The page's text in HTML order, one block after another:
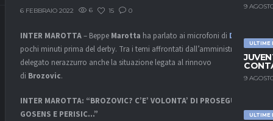
9
ULTIME
9
ULTIME
6 FEBBRAIO 2022 6 15 0
INTER MAROTTA– Beppe Marotta ha parlato ai microfoni di Dazn
pochi minuti prima del derby. Tra i temi affrontati dall’amministratore
delegato nerazzurro anche la situazione legata al rinnovo
di Brozovic.
INTER MAROTTA: “BROZOVIC? C’E’ VOLONTA’ DI PROSEGUIRE.
GOSENS E PERISIC…”